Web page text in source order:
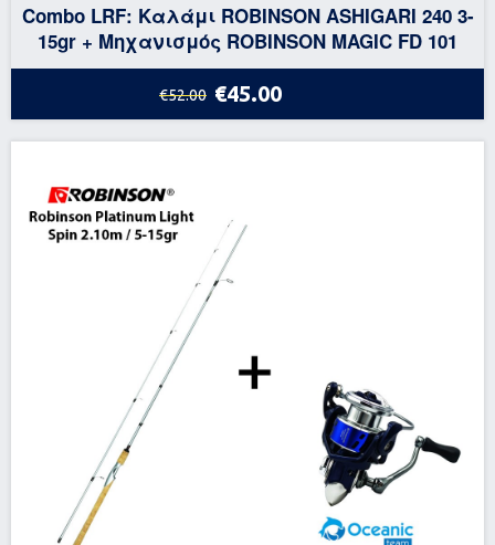
Combo LRF: Καλάμι ROBINSON ASHIGARI 240 3-
15gr + Μηχανισμός ROBINSON MAGIC FD 101
€52.00 €45.00